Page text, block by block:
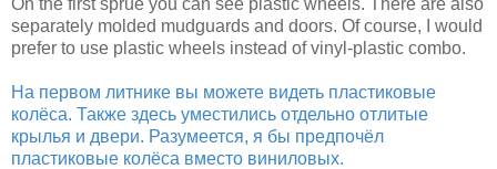
separately molded mudguards and doors. Of course, I would
prefer to use plastic wheels instead of vinyl-plastic combo.
На первом литнике вы можете видеть пластиковые
колёса. Также здесь уместились отдельно отлитые
крылья и двери. Разумеется, я бы предпочёл
пластиковые колёса вместо виниловых.